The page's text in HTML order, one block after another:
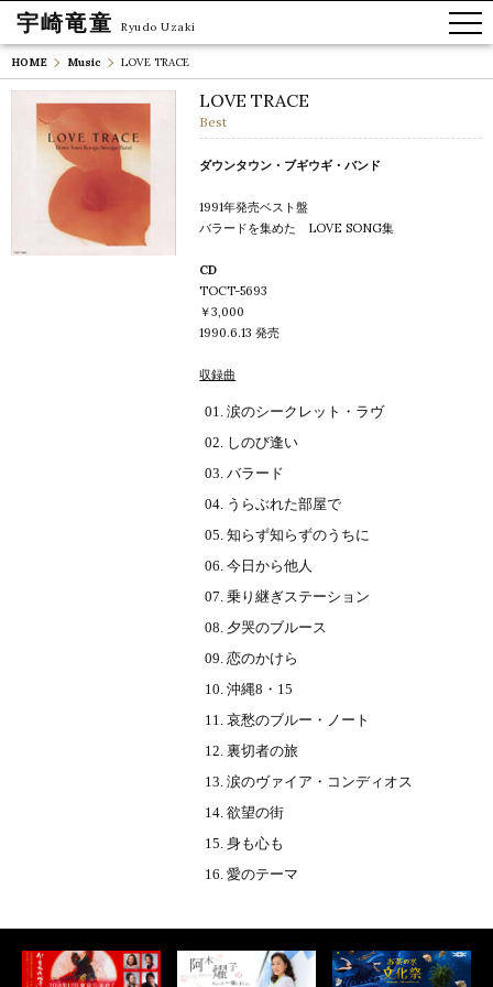
宇崎竜童 Ryudo Uzaki
HOME Music LOVE TRACE
LOVE TRACE
Best
ダウンタウン・ブギウギ・バンド
1991年発売ベスト盤
バラードを集めた LOVE SONG集
CD
TOCT-5693
￥3,000
1990.6.13 発売
収録曲
涙のシークレット・ラヴ
しのび逢い
バラード
うらぶれた部屋で
知らず知らずのうちに
今日から他人
乗り継ぎステーション
夕哭のブルース
恋のかけら
沖縄8・15
哀愁のブルー・ノート
裏切者の旅
涙のヴァイア・コンディオス
欲望の街
身も心も
愛のテーマ